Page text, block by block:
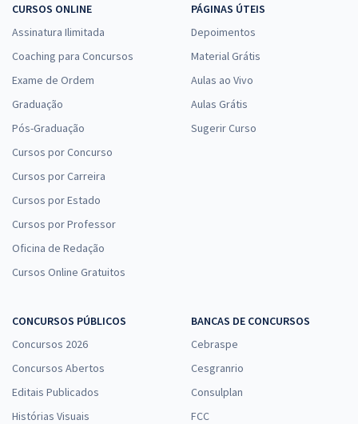
CURSOS ONLINE
Assinatura Ilimitada
Coaching para Concursos
Exame de Ordem
Graduação
Pós-Graduação
Cursos por Concurso
Cursos por Carreira
Cursos por Estado
Cursos por Professor
Oficina de Redação
Cursos Online Gratuitos
PÁGINAS ÚTEIS
Depoimentos
Material Grátis
Aulas ao Vivo
Aulas Grátis
Sugerir Curso
CONCURSOS PÚBLICOS
Concursos 2026
Concursos Abertos
Editais Publicados
Histórias Visuais
BANCAS DE CONCURSOS
Cebraspe
Cesgranrio
Consulplan
FCC